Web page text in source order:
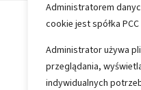
Administratorem
cookie jest spółka PCC
Administrator używa
przeglądania,
indywidualnych